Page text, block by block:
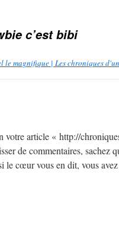
c’est bibi
le magnifique | Les chroniques
votre article « http://
de commentaires, sachez
le cœur vous en dit, vous